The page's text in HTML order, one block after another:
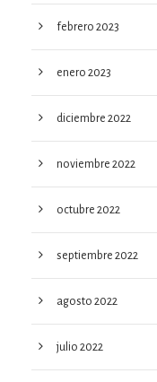
febrero 2023
enero 2023
diciembre 2022
noviembre 2022
octubre 2022
septiembre 2022
agosto 2022
julio 2022